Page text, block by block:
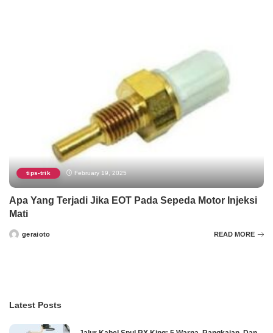
tips-trik February 19, 2025
Apa Yang Terjadi Jika EOT Pada Sepeda Motor Injeksi
Mati
Postedgeraioto READ MORE
Latest Posts